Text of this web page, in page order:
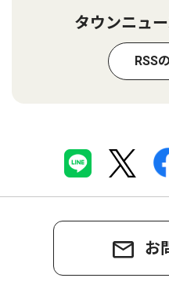
タウンニュ
RSS
お